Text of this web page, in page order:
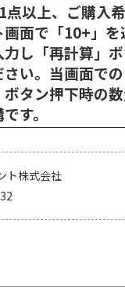
以上、ご購入
画面で「10+」
力し「再計算」
さい。当画面で
ボタン押下時の
す。
ト株式会社